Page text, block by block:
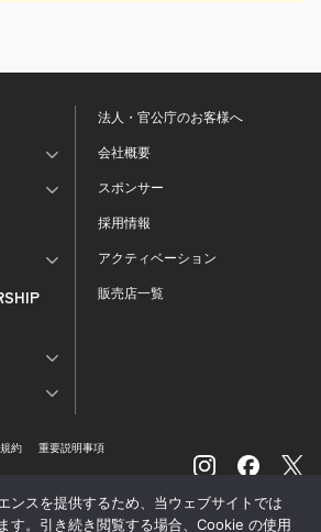
法人・官公庁のお客様へ
会社概要
スポンサー
採用情報
アクティベーション
販売店一覧
約
重要説明事項
ンスを提供するため、当ウェブサイトでは
す。引き続き閲覧する場合、Cookie の使用